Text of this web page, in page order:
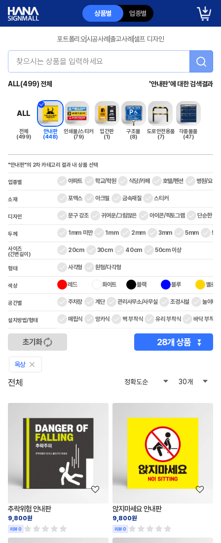
상품별 업종별
포트폴리오시공사례 출고사례 셀프 디자인
ALL(499) 전체 '안내판'에 대한 검색결과
ALL
전체
(499)
안내판
(448)
인쇄물/스티커
(79)
입간판
(1)
구조물
(8)
도로안전용품
(7)
각종물품
(47)
"안내판"의 2차 카테고리 결과 내 상품 선택
업종별 아파트 학교/학원 식당/카페 호텔/펜션 병원/요양
소재 포맥스 아크릴 금속재질 스티커
디자인 문구 강조 귀여운/그림많은 아이콘/픽토그램 단순한
두께 1mm 미만 1mm 2mm 3mm 5mm
사이즈
(긴변길이)
20cm 30cm 40cm 50cm 이상
형태 사각형 원형/다각형
색상 레드 화이트 블랙 블루 옐로우
공간별 주차장 계단 관리사무소/사무실 조경시설 놀이터/
설치방법/형태 매립식 앙카식 벽 부착식 유리 부착식 바닥 부착식
초기화 28개 상품
옥상 close
전체
추락위험 안내판
9,800원
리뷰 0
앉지마세요 안내판
9,800원
리뷰 0